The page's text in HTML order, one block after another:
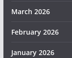
March 2026
February 2026
January 2026